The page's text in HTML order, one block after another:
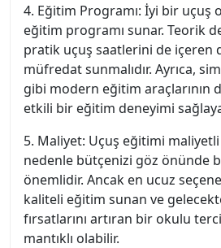
4. Eğitim Programı: İyi bir uçuş
eğitim programı sunar. Teorik
pratik uçuş saatlerini de içeren
müfredat sunmalıdır. Ayrıca,
gibi modern eğitim araçlarının
etkili bir eğitim deneyimi
5. Maliyet: Uçuş eğitimi maliyetli
nedenle bütçenizi göz önünde
önemlidir. Ancak en ucuz
kaliteli eğitim sunan ve
fırsatlarını artıran bir okulu
mantıklı olabilir.